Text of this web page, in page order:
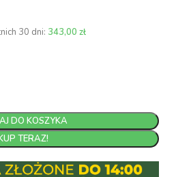
30 dni: 343,00 zł
DO KOSZYKA
TERAZ!